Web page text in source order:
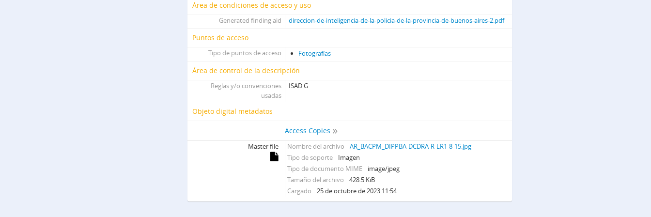
15457 - Elementos que actúan en la subversión en el ámbito de la provincia de Bs. As.
15472 - [Pedido de captura de Carlos Emilio All]
15545 - [Fausto Anibal Cañaz Andrade; informe ciudadano ecuatoriano]
15603 - [Antecedentes de Pascual Humberto Gutiérrez por estafa]
E - Mesa extranjeros
T - Mesa Toxicomanía
G - Mesa G
D - Mesa Doctrina
F - Mesa F
C - Mesa Cicia
SAyF - Secretaría de archivo y fichero
DIPPBA-DMCS - División Medios de comunicación social
Área de condiciones de acceso y uso
Generated finding aid direccion-de-inteligencia-de-la-policia-de-la-provincia-de-buenos-aires-2.pdf
Puntos de acceso
Tipo de puntos de acceso Fotografías
Área de control de la descripción
Reglas y/o convenciones
usadas
ISAD G
Objeto digital metadatos
Access Copies
Master file Nombre del archivo
AR_BACPM_DIPPBA-DCDRA-R-LR1-8-15.jpg
Tipo de soporte
Imagen
Tipo de documento MIME
image/jpeg
Tamaño del archivo
428.5 KiB
Cargado
25 de octubre de 2023 11:54